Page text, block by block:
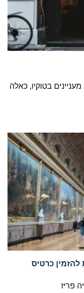
בטוקיו, כאלה
פריז